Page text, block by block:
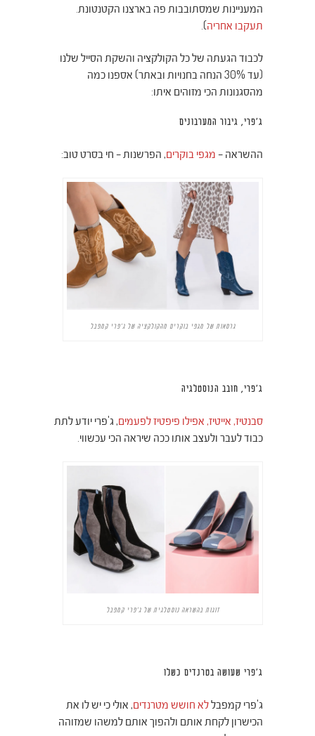
המעניינות שמסתובבות פה בארצנו הקטנטונת.
תעקבו אחריה).
לכבוד הגעתה של כל הקולקציה והשקת הסייל שלנו
(עד 30% הנחה בחנויות ובאתר) אספנו כמה
מהסגנונות הכי מזוהים איתו:
ג'פרי, גיבור המערבונים
ההשראה – מגפי בוקרים, הפרשנות – חי בסרט טוב:
גרסאות של מגפי בוקרים מהקולקציה של ג'פרי קמפבל
ג'פרי, חובב הנוסטלגיה
סבנטיז, אייטיז, אפילו פיפטיז לפעמים, ג'פרי יודע לתת
כבוד לעבר ולעצב אותו ככה שיראה הכי עכשווי.
זוגות בהשראה נוסטלגית של ג'פרי קמפבל
ג'פרי שעושה בטרנדים כשלו
ג'פרי קמפבללא חושש מטרנדים, אולי כי יש לו את
הכישרון לקחת אותם ולהפוך אותם למשהו שמזוהה